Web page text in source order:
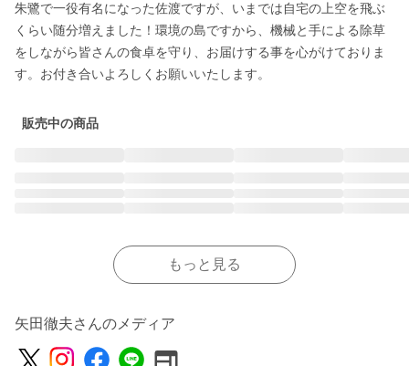
朱鷺で一役有名になった佐渡ですが、いまでは自宅の上空を飛ぶ
くらい随分増えました！環境の島ですから、機械と手による除草
をしながら皆さんの食卓を守り、お届けする事を心がけておりま
す。お付き合いよろしくお願いいたします。
販売中の商品
もっと見る
矢田徹夫さんのメディア